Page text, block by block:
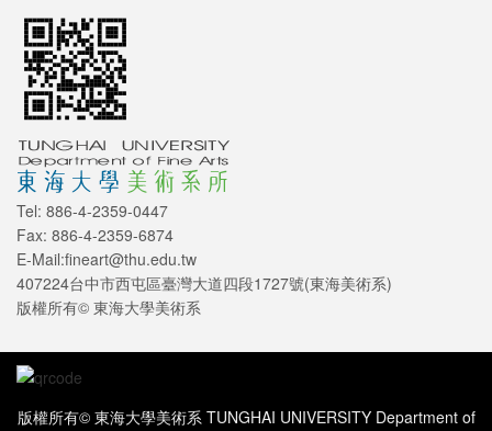
Tel: 886-4-2359-0447
Fax: 886-4-2359-6874
E-Mail:fineart@thu.edu.tw
407224台中市西屯區臺灣大道四段1727號(東海美術系)
版權所有© 東海大學美術系
版權所有© 東海大學美術系 TUNGHAI UNIVERSITY Department of